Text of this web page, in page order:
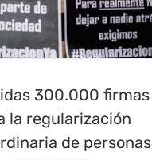
300.000 firmas
la regularización
de personas